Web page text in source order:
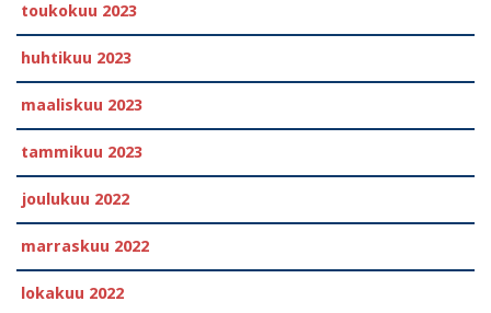
toukokuu 2023
huhtikuu 2023
maaliskuu 2023
tammikuu 2023
joulukuu 2022
marraskuu 2022
lokakuu 2022